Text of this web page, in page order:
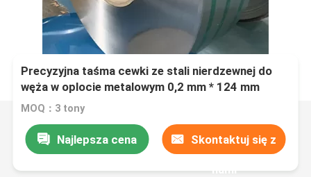
Precyzyjna taśma cewki ze stali nierdzewnej do
węża w oplocie metalowym 0,2 mm * 124 mm
MOQ：3 tony
Najlepsza cena Skontaktuj się z
nami